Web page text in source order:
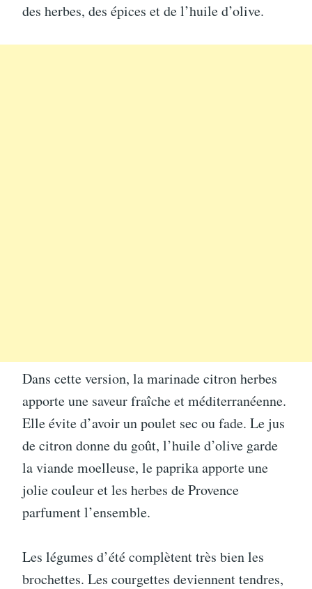
des herbes, des épices et de l’huile d’olive.
Dans cette version, la marinade citron herbes
apporte une saveur fraîche et méditerranéenne.
Elle évite d’avoir un poulet sec ou fade. Le jus
de citron donne du goût, l’huile d’olive garde
la viande moelleuse, le paprika apporte une
jolie couleur et les herbes de Provence
parfument l’ensemble.
Les légumes d’été complètent très bien les
brochettes. Les courgettes deviennent tendres,